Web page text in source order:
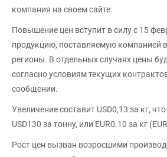
компания на своем сайте.
Повышение цен вступит в силу с 15
продукцию, поставляемую компанией
регионы. В отдельных случаях цены
согласно условиям текущих
сообщении.
Увеличение составит USD0,13 за кг,
USD130 за тонну, или EUR0.10 за кг
Рост цен вызван возросшими